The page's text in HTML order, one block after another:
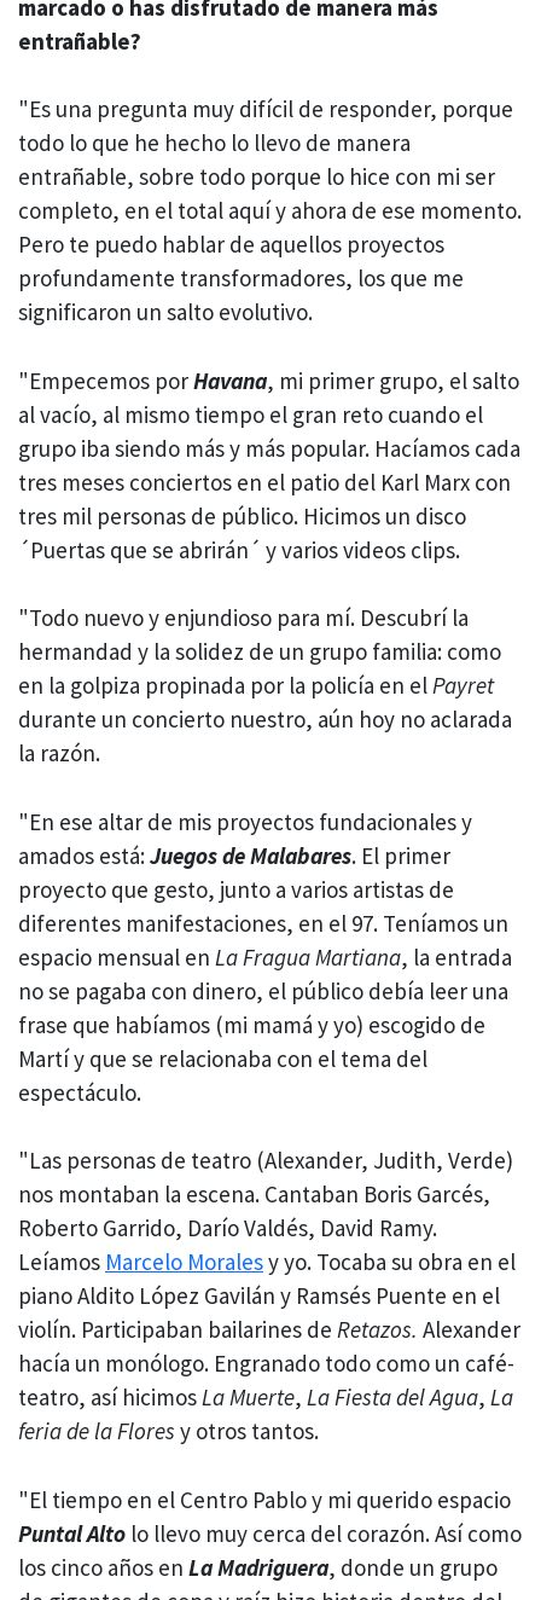
marcado o has disfrutado de manera más
entrañable?
"Es una pregunta muy difícil de responder, porque
todo lo que he hecho lo llevo de manera
entrañable, sobre todo porque lo hice con mi ser
completo, en el total aquí y ahora de ese momento.
Pero te puedo hablar de aquellos proyectos
profundamente transformadores, los que me
significaron un salto evolutivo.
"Empecemos porHavana, mi primer grupo, el salto
al vacío, al mismo tiempo el gran reto cuando el
grupo iba siendo más y más popular. Hacíamos cada
tres meses conciertos en el patio del Karl Marx con
tres mil personas de público. Hicimos un disco
´Puertas que se abrirán´ y varios videos clips.
"Todo nuevo y enjundioso para mí. Descubrí la
hermandad y la solidez de un grupo familia: como
en la golpiza propinada por la policía en elPayret
durante un concierto nuestro, aún hoy no aclarada
la razón.
"En ese altar de mis proyectos fundacionales y
amados está:Juegos de Malabares. El primer
proyecto que gesto, junto a varios artistas de
diferentes manifestaciones, en el 97. Teníamos un
espacio mensual en La Fragua Martiana, la entrada
no se pagaba con dinero, el público debía leer una
frase que habíamos (mi mamá y yo) escogido de
Martí y que se relacionaba con el tema del
espectáculo.
"Las personas de teatro (Alexander, Judith, Verde)
nos montaban la escena. Cantaban Boris Garcés,
Roberto Garrido, Darío Valdés, David Ramy.
Leíamos Marcelo Moralesy yo. Tocaba su obra en el
piano Aldito López Gavilán y Ramsés Puente en el
violín. Participaban bailarines de Retazos. Alexander
hacía un monólogo. Engranado todo como un café-
teatro, así hicimosLa Muerte, La Fiesta del Agua, La
feria de la Flores y otros tantos.
"El tiempo en el Centro Pablo y mi querido espacio
Puntal Alto lo llevo muy cerca del corazón. Así como
los cinco años en La Madriguera, donde un grupo